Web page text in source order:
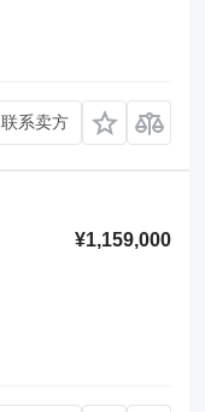
联系卖方
¥1,159,000